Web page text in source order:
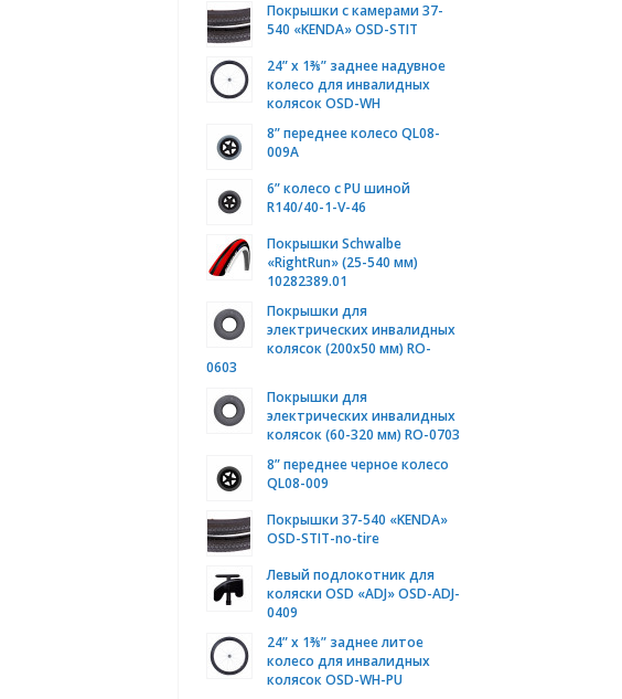
Покрышки с камерами 37-
540 «KENDA» OSD-STIT
24” x 1⅜” заднее надувное
колесо для инвалидных
колясок OSD-WH
8” переднее колесо QL08-
009А
6” колесо с PU шиной
R140/40-1-V-46
Покрышки Schwalbe
«RightRun» (25-540 мм)
10282389.01
Покрышки для
электрических инвалидных
колясок (200х50 мм) RO-
0603
Покрышки для
электрических инвалидных
колясок (60-320 мм) RO-0703
8” переднее черное колесо
QL08-009
Покрышки 37-540 «KENDA»
OSD-STIT-no-tire
Левый подлокотник для
коляски OSD «ADJ» OSD-ADJ-
0409
24” x 1⅜” заднее литое
колесо для инвалидных
колясок OSD-WH-PU